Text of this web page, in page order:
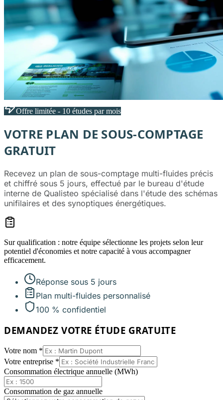
Offre limitée - 10 études par mois
VOTRE PLAN DE SOUS-COMPTAGE
GRATUIT
Recevez un plan de sous-comptage multi-fluides précis
et chiffré sous 5 jours, effectué par le bureau d'étude
interne de Qualisteo spécialisé dans l'étude des schémas
unifilaires et des synoptiques énergétiques.
Sur qualification : notre équipe sélectionne les projets selon leur
potentiel d'économies et notre capacité à vous accompagner
efficacement.
Réponse sous 5 jours
Plan multi-fluides personnalisé
100 % confidentiel
DEMANDEZ VOTRE ÉTUDE GRATUITE
Votre nom *
Votre entreprise *
Consommation électrique annuelle (MWh)
Consommation de gaz annuelle